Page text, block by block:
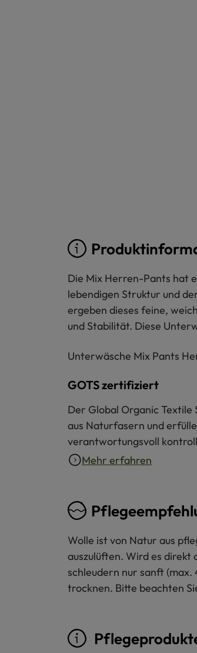
Die Mix Herren-Pants hat
lebendigen Struktur und
ergeben dieses feine,
und Stabilität. Diese
Unterwäsche Mix Pants
GOTS zertifiziert
Der Global Organic Textile
aus Naturfasern und
verantwortungsvoll
Mehr erfahren
Wolle ist von Natur aus
auszulüften. Wird es direkt
schleudern nur sanft (max.
trocknen. Bitte beachten